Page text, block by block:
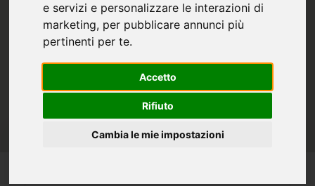
e servizi e personalizzare le interazioni di
marketing, per pubblicare annunci più
pertinenti per te.
Accetto
Rifiuto
Cambia le mie impostazioni